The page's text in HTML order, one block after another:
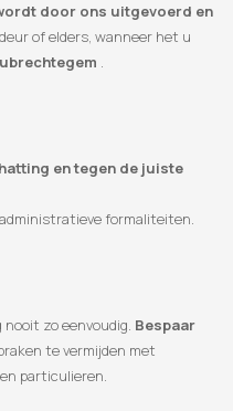
door ons uitgevoerd en
of elders, wanneer het u
.
en tegen de juiste
formaliteiten.
zo eenvoudig. Bespaar
te vermijden met
particulieren.